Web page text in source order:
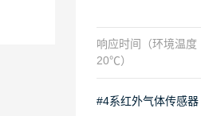
响应时间（环境温度
20℃）
#4系红外气体传感器